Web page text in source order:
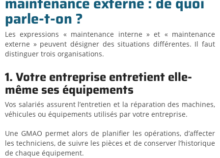
parle-t-on ?
Les expressions « maintenance interne » et « maintenance
externe » peuvent désigner des situations différentes. Il faut
distinguer trois organisations.
1. Votre entreprise entretient elle-
même ses équipements
Vos salariés assurent l’entretien et la réparation des machines,
véhicules ou équipements utilisés par votre entreprise.
Une GMAO permet alors de planifier les opérations, d’affecter
les techniciens, de suivre les pièces et de conserver l’historique
de chaque équipement.